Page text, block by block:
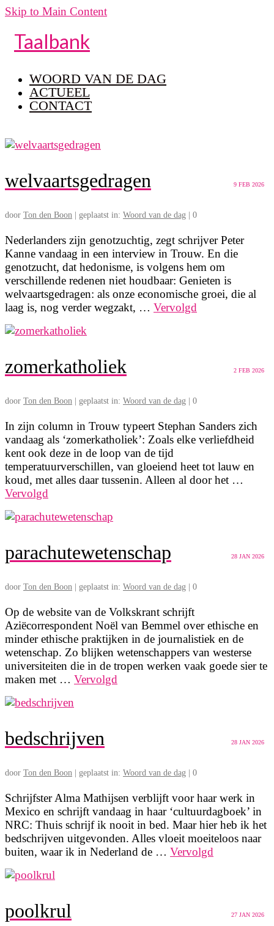
Skip to Main Content
Taalbank
WOORD VAN DE DAG
ACTUEEL
CONTACT
9 FEB 2026
welvaartsgedragen
door Ton den Boon geplaatst in: Woord van de dag 0
Nederlanders zijn genotzuchtig, zegt schrijver Peter
Kanne vandaag in een interview in Trouw. En die
genotzucht, dat hedonisme, is volgens hem om
verschillende redenen niet houdbaar: Genieten is
welvaartsgedragen: als onze economische groei, die al
laag is, nog verder wegzakt, … Vervolgd
2 FEB 2026
zomerkatholiek
door Ton den Boon geplaatst in: Woord van de dag 0
In zijn column in Trouw typeert Stephan Sanders zich
vandaag als ‘zomerkatholiek’: Zoals elke verliefdheid
kent ook deze in de loop van de tijd
temperatuurverschillen, van gloeiend heet tot lauw en
koud, met alles daar tussenin. Alleen al door het …
Vervolgd
28 JAN 2026
parachutewetenschap
door Ton den Boon geplaatst in: Woord van de dag 0
Op de website van de Volkskrant schrijft
Aziëcorrespondent Noël van Bemmel over ethische en
minder ethische praktijken in de journalistiek en de
wetenschap. Zo blijken wetenschappers van westerse
universiteiten die in de tropen werken vaak goede sier te
maken met … Vervolgd
28 JAN 2026
bedschrijven
door Ton den Boon geplaatst in: Woord van de dag 0
Schrijfster Alma Mathijsen verblijft voor haar werk in
Mexico en schrijft vandaag in haar ‘cultuurdagboek’ in
NRC: Thuis schrijf ik nooit in bed. Maar hier heb ik het
bedschrijven uitgevonden. Alles vloeit moeiteloos naar
buiten, waar ik in Nederland de … Vervolgd
27 JAN 2026
poolkrul